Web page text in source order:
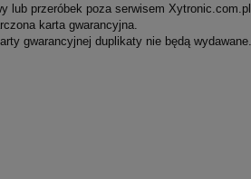
lub przeróbek poza serwisem Xytronic.com.pl
karta gwarancyjna.
gwarancyjnej duplikaty nie będą wydawane.